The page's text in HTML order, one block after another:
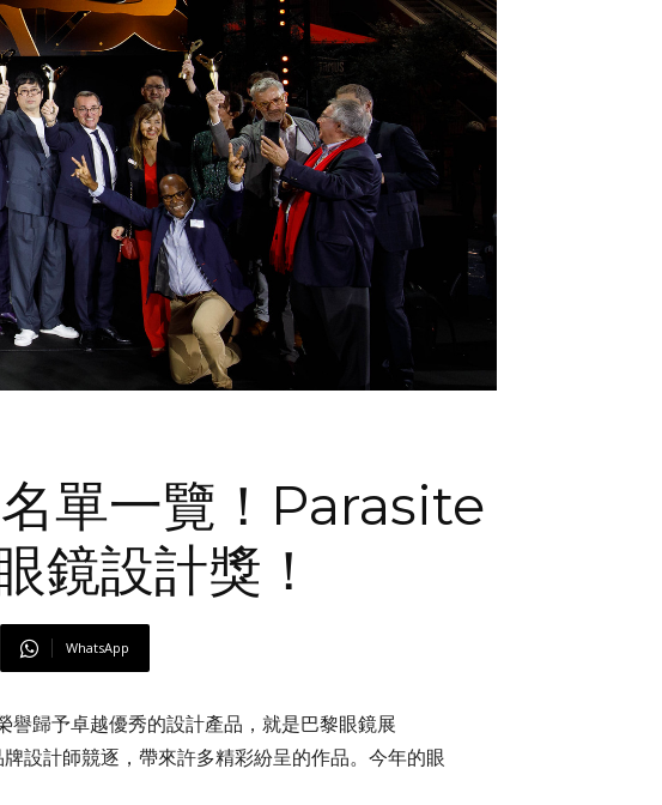
單一覽！Parasite
鏡設計獎！
WhatsApp
歸予卓越優秀的設計產品，就是巴黎眼鏡展
設計師競逐，帶來許多精彩紛呈的作品。今年的眼